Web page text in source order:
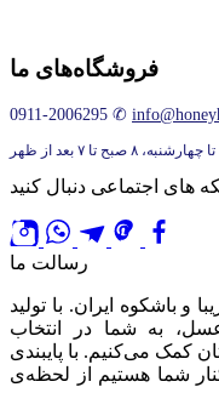
فروشگاه‌های ما
0911-2006295 ✆
صبح تا ۷ بعد از ظهر
های اجتماعی دنبال کنید
رسالت ما
باشکوه ایران. با تولید
به شما در انتخاب
کمک می‌کنیم. با پایبندی
شما هستیم از لحظه‌ی